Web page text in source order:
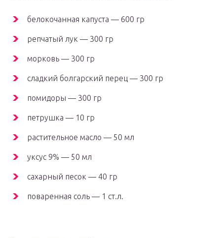
белокочанная капуста — 600 гр
репчатый лук — 300 гр
морковь — 300 гр
сладкий болгарский перец — 300 гр
помидоры — 300 гр
петрушка — 10 гр
растительное масло — 50 мл
уксус 9% — 50 мл
сахарный песок — 40 гр
поваренная соль — 1 ст.л.